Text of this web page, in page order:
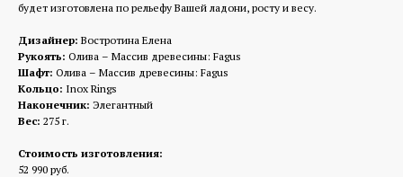
будет изготовлена по рельефу Вашей ладони, росту и весу.
Дизайнер: Востротина Елена
Рукоять: Олива – Массив древесины: Fagus
Шафт: Олива – Массив древесины: Fagus
Кольцо: Inox Rings
Наконечник: Элегантный
Вес: 275 г.
Стоимость изготовления:
52 990 руб.